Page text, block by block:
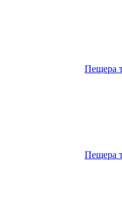
Пещера
Пещера